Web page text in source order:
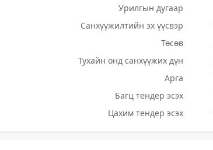
Урилгын дугаар
Санхүүжилтийн эх үүсвэр
Төсөв
Тухайн онд санхүүжих дүн
Арга
Багц тендер эсэх
Цахим тендер эсэх